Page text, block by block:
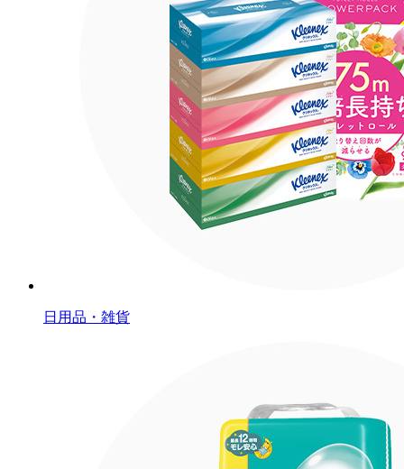
日用品・雑貨